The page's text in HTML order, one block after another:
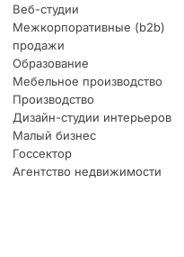
Веб-студии
Межкорпоративные (b2b)
продажи
Образование
Мебельное производство
Производство
Дизайн-студии интерьеров
Малый бизнес
Госсектор
Агентство недвижимости